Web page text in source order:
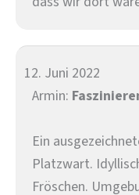
12. Juni 2022
Armin:
Ein
Platzwart.
Fröschen.